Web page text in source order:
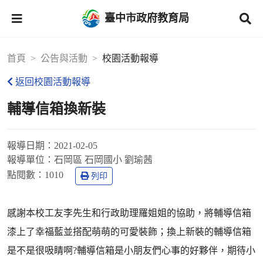
臺中市政府教育局
首頁 公告與活動 校園活動報導
返回校園活動報導
輔導信箱換新裝
報導日期： 2021-02-05
報導單位： 石岡區 石岡國小 劉瑜茜
點閱數： 1010 列印
感謝本校工友李先生和行政助理羅姐姐的協助，將輔導信箱
漆上了幸福藍並搭配萌萌的可愛裝飾；換上新裝的輔導信箱
是不是很吸睛啊?輔導信箱是小朋友們心事的好夥伴，期待小